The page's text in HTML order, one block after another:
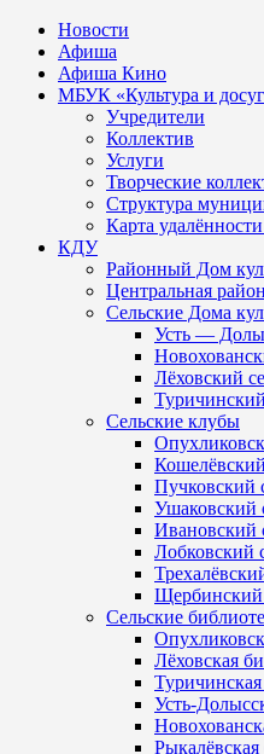
Новости
Афиша
Афиша Кино
МБУК «Культура и
Учредители
Коллектив
Услуги
Творческие
Структура
Карта
КДУ
Районный Дом
Центральная
Сельские Дома
Усть —
Лёховский
Сельские клубы
Пучковский
Ушаковский
Ивановский
Лобковский
Щербинский
Сельские
Лёховская
Усть-
Рыкалёвская